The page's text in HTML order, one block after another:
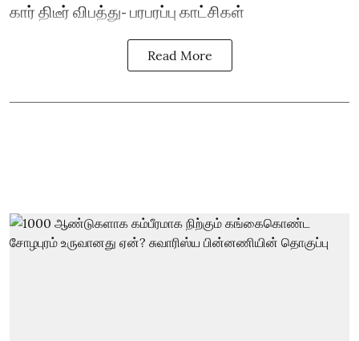
கார் திடீர் விபத்து- பரபரப்பு காட்சிகள்
Read More